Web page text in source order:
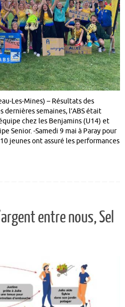
Les-Mines) – Résultats des
dernières semaines, l’ABS était
chez les Benjamins (U14) et
Senior. -Samedi 9 mai à Paray pour
jeunes ont assuré les performances
entre nous, Sel